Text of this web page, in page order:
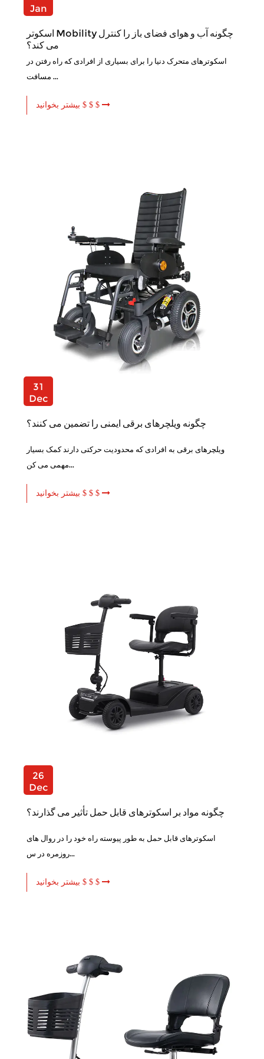
Jan
اسکوتر Mobility چگونه آب و هوای فضای باز را کنترل
می کند؟
اسکوترهای متحرک دنیا را برای بسیاری از افرادی که راه رفتن در
مسافت ...
بیشتر بخوانید $ $ $
31
Dec
چگونه ویلچرهای برقی ایمنی را تضمین می کنند؟
ویلچرهای برقی به افرادی که محدودیت حرکتی دارند کمک بسیار
مهمی می کن...
بیشتر بخوانید $ $ $
26
Dec
چگونه مواد بر اسکوترهای قابل حمل تأثیر می گذارند؟
اسکوترهای قابل حمل به طور پیوسته راه خود را در روال های
روزمره در س...
بیشتر بخوانید $ $ $